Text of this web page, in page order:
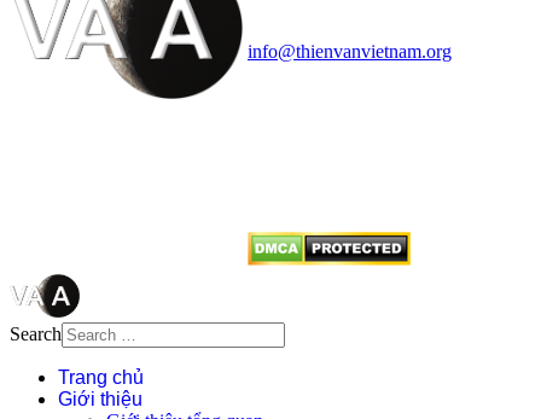
info@thienvanvietnam.org
Search
Trang chủ
Giới thiệu